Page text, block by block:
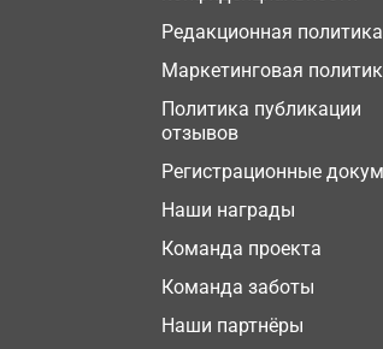
Редакционная политика
Маркетинговая
Политика публикации
отзывов
Регистрационные
Наши награды
Команда проекта
Команда заботы
Наши партнёры